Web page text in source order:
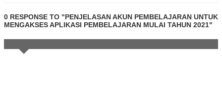
0 RESPONSE TO "PENJELASAN AKUN PEMBELAJARAN UNTUK
MENGAKSES APLIKASI PEMBELAJARAN MULAI TAHUN 2021"